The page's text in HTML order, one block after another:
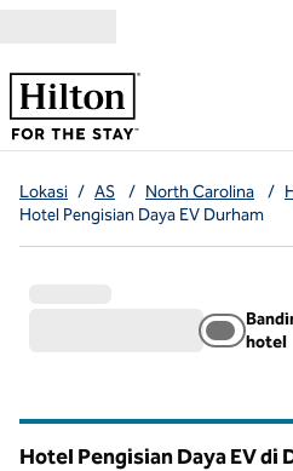
Lokasi / AS / North Carolina /
Hotel Pengisian Daya EV Durham
hotel
Hotel Pengisian Daya EV di